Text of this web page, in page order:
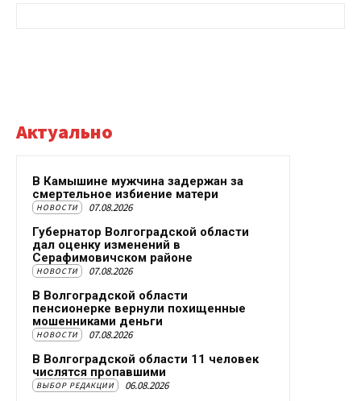
Актуально
В Камышине мужчина задержан за
смертельное избиение матери
НОВОСТИ 07.08.2026
Губернатор Волгоградской области
дал оценку изменений в
Серафимовичском районе
НОВОСТИ 07.08.2026
В Волгоградской области
пенсионерке вернули похищенные
мошенниками деньги
НОВОСТИ 07.08.2026
В Волгоградской области 11 человек
числятся пропавшими
ВЫБОР РЕДАКЦИИ 06.08.2026